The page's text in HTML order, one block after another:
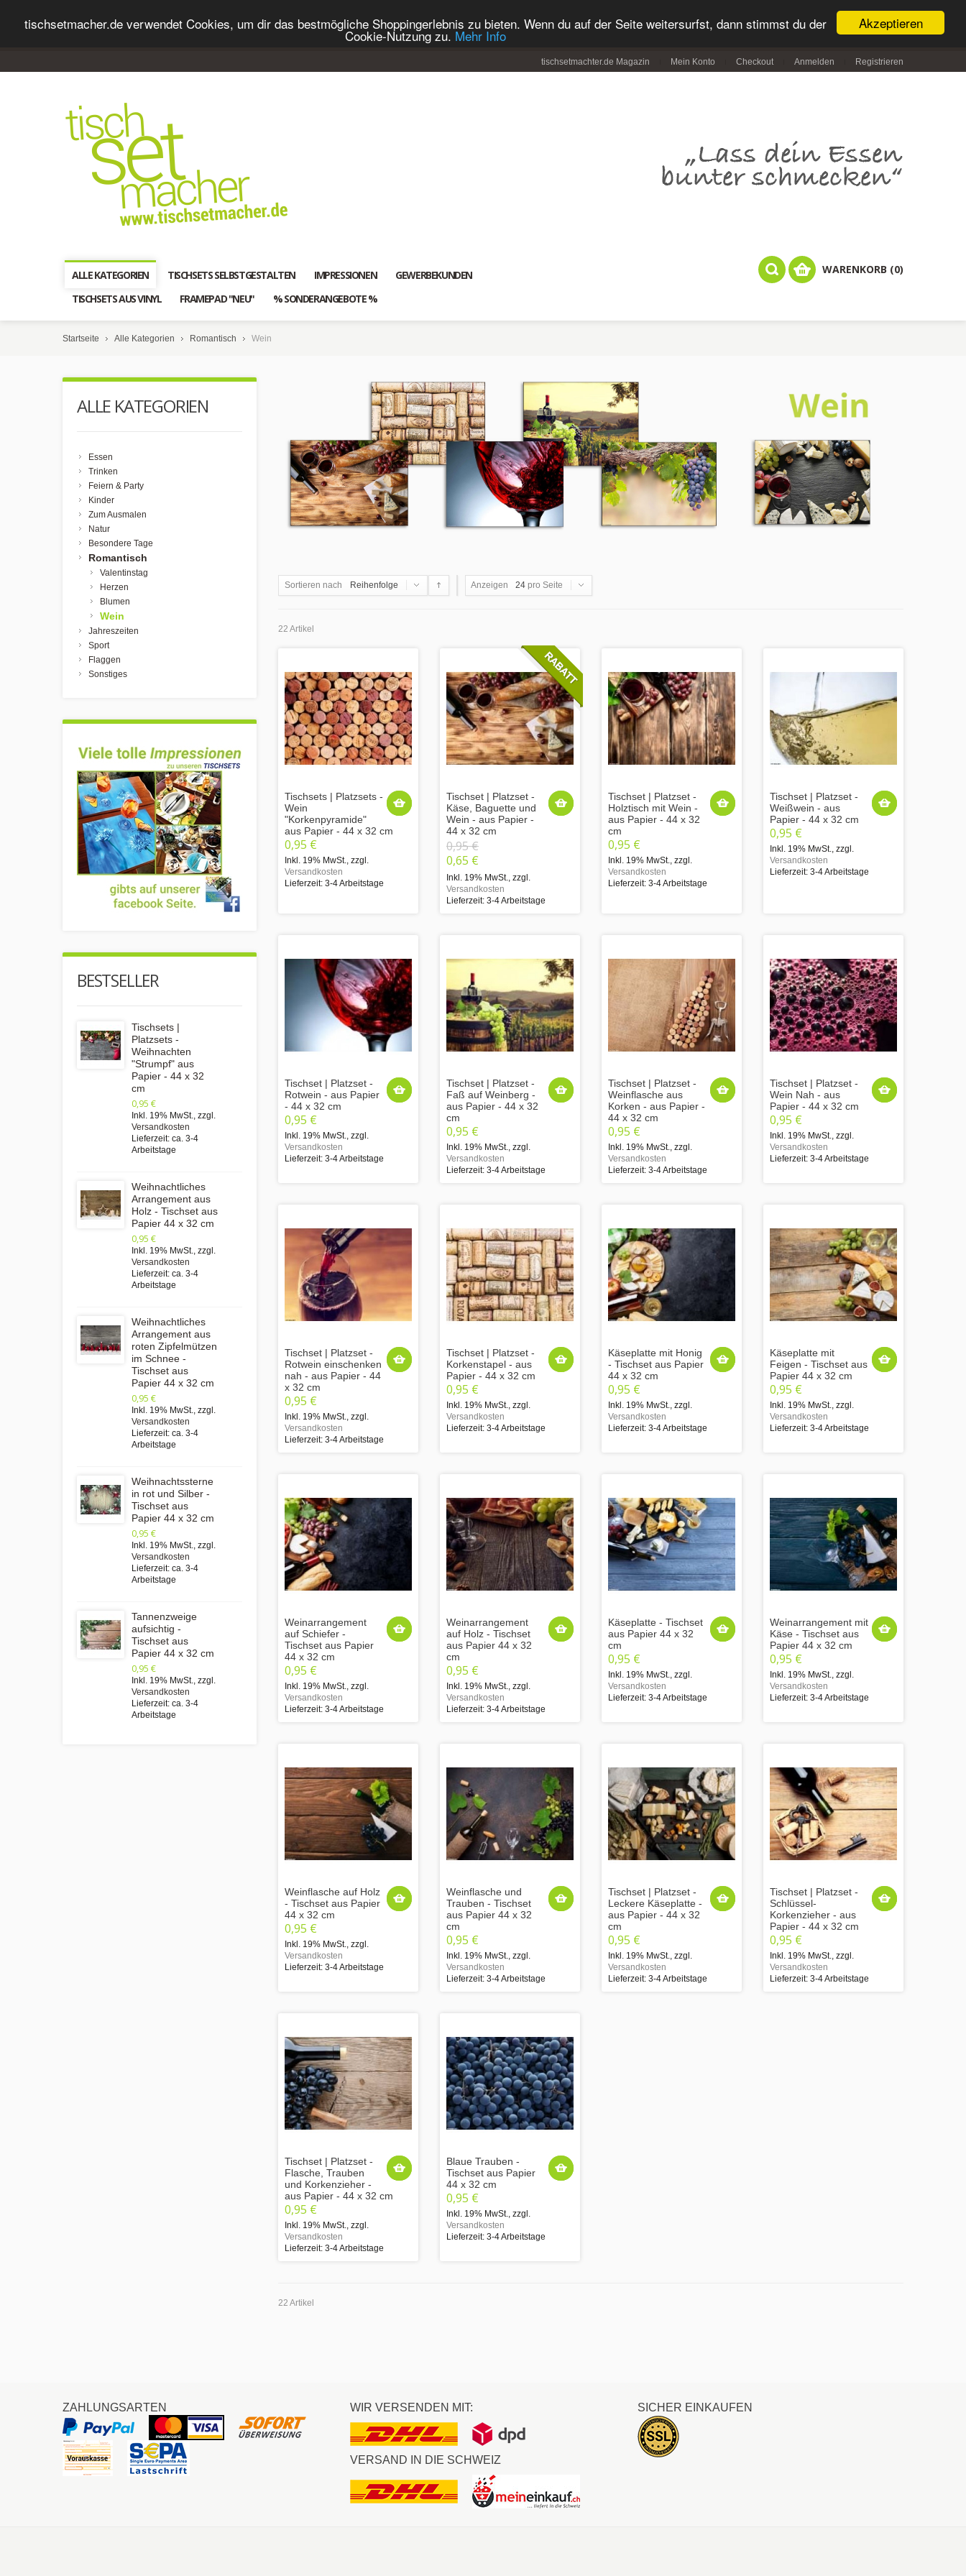
Akzeptieren
tischsetmacher.de verwendet Cookies, um dir das bestmögliche Shoppingerlebnis zu bieten. Wenn du auf der Seite weitersurfst, dann stimmst du der
Cookie-Nutzung zu. Mehr Info
tischsetmachter.de Magazin Mein Konto Checkout Anmelden Registrieren
ALLE KATEGORIEN TISCHSETS SELBSTGESTALTEN IMPRESSIONEN
GEWERBEKUNDEN
TISCHSETS AUS VINYL
FRAMEPAD "NEU" % SONDERANGEBOTE %
WARENKORB (0)
Startseite Alle Kategorien Romantisch Wein
Sortieren nach Reihenfolge Anzeigen 24 pro Seite
22 Artikel
Tischsets | Platzsets -
Wein
"Korkenpyramide"
aus Papier - 44 x 32 cm
0,95 €
Inkl. 19% MwSt. zzgl.
Versandkosten
Lieferzeit: 3-4 Arbeitstage
Tischset | Platzset -
Käse, Baguette und
Wein - aus Papier -
44 x 32 cm
0,95 €
0,65 €
Inkl. 19% MwSt. zzgl.
Versandkosten
Lieferzeit: 3-4 Arbeitstage
Tischset | Platzset -
Holztisch mit Wein -
aus Papier - 44 x 32
cm
0,95 €
Inkl. 19% MwSt. zzgl.
Versandkosten
Lieferzeit: 3-4 Arbeitstage
Tischset | Platzset -
Weißwein - aus
Papier - 44 x 32 cm
0,95 €
Inkl. 19% MwSt. zzgl.
Versandkosten
Lieferzeit: 3-4 Arbeitstage
Tischset | Platzset -
Rotwein - aus Papier
- 44 x 32 cm
0,95 €
Inkl. 19% MwSt. zzgl.
Versandkosten
Lieferzeit: 3-4 Arbeitstage
Tischset | Platzset -
Faß auf Weinberg -
aus Papier - 44 x 32
cm
0,95 €
Inkl. 19% MwSt. zzgl.
Versandkosten
Lieferzeit: 3-4 Arbeitstage
Tischset | Platzset -
Weinflasche aus
Korken - aus Papier -
44 x 32 cm
0,95 €
Inkl. 19% MwSt. zzgl.
Versandkosten
Lieferzeit: 3-4 Arbeitstage
Tischset | Platzset -
Wein Nah - aus
Papier - 44 x 32 cm
0,95 €
Inkl. 19% MwSt. zzgl.
Versandkosten
Lieferzeit: 3-4 Arbeitstage
Tischset | Platzset -
Rotwein einschenken
nah - aus Papier - 44
x 32 cm
0,95 €
Inkl. 19% MwSt. zzgl.
Versandkosten
Lieferzeit: 3-4 Arbeitstage
Tischset | Platzset -
Korkenstapel - aus
Papier - 44 x 32 cm
0,95 €
Inkl. 19% MwSt. zzgl.
Versandkosten
Lieferzeit: 3-4 Arbeitstage
Käseplatte mit Honig
- Tischset aus Papier
44 x 32 cm
0,95 €
Inkl. 19% MwSt. zzgl.
Versandkosten
Lieferzeit: 3-4 Arbeitstage
Käseplatte mit
Feigen - Tischset aus
Papier 44 x 32 cm
0,95 €
Inkl. 19% MwSt. zzgl.
Versandkosten
Lieferzeit: 3-4 Arbeitstage
Weinarrangement
auf Schiefer -
Tischset aus Papier
44 x 32 cm
0,95 €
Inkl. 19% MwSt. zzgl.
Versandkosten
Lieferzeit: 3-4 Arbeitstage
Weinarrangement
auf Holz - Tischset
aus Papier 44 x 32
cm
0,95 €
Inkl. 19% MwSt. zzgl.
Versandkosten
Lieferzeit: 3-4 Arbeitstage
Käseplatte - Tischset
aus Papier 44 x 32
cm
0,95 €
Inkl. 19% MwSt. zzgl.
Versandkosten
Lieferzeit: 3-4 Arbeitstage
Weinarrangement mit
Käse - Tischset aus
Papier 44 x 32 cm
0,95 €
Inkl. 19% MwSt. zzgl.
Versandkosten
Lieferzeit: 3-4 Arbeitstage
Weinflasche auf Holz
- Tischset aus Papier
44 x 32 cm
0,95 €
Inkl. 19% MwSt. zzgl.
Versandkosten
Lieferzeit: 3-4 Arbeitstage
Weinflasche und
Trauben - Tischset
aus Papier 44 x 32
cm
0,95 €
Inkl. 19% MwSt. zzgl.
Versandkosten
Lieferzeit: 3-4 Arbeitstage
Tischset | Platzset -
Leckere Käseplatte -
aus Papier - 44 x 32
cm
0,95 €
Inkl. 19% MwSt. zzgl.
Versandkosten
Lieferzeit: 3-4 Arbeitstage
Tischset | Platzset -
Schlüssel-
Korkenzieher - aus
Papier - 44 x 32 cm
0,95 €
Inkl. 19% MwSt. zzgl.
Versandkosten
Lieferzeit: 3-4 Arbeitstage
Tischset | Platzset -
Flasche, Trauben
und Korkenzieher -
aus Papier - 44 x 32 cm
0,95 €
Inkl. 19% MwSt. zzgl.
Versandkosten
Lieferzeit: 3-4 Arbeitstage
Blaue Trauben -
Tischset aus Papier
44 x 32 cm
0,95 €
Inkl. 19% MwSt. zzgl.
Versandkosten
Lieferzeit: 3-4 Arbeitstage
22 Artikel
ALLE KATEGORIEN
Essen
Trinken
Feiern & Party
Kinder
Zum Ausmalen
Natur
Besondere Tage
Romantisch
Valentinstag
Herzen
Blumen
Wein
Jahreszeiten
Sport
Flaggen
Sonstiges
BESTSELLER
Tischsets |
Platzsets -
Weihnachten
"Strumpf" aus
Papier - 44 x 32
cm
0,95 €
Inkl. 19% MwSt., zzgl.
Versandkosten
Lieferzeit: ca. 3-4
Arbeitstage
Weihnachtliches
Arrangement aus
Holz - Tischset aus
Papier 44 x 32 cm
0,95 €
Inkl. 19% MwSt., zzgl.
Versandkosten
Lieferzeit: ca. 3-4
Arbeitstage
Weihnachtliches
Arrangement aus
roten Zipfelmützen
im Schnee -
Tischset aus
Papier 44 x 32 cm
0,95 €
Inkl. 19% MwSt., zzgl.
Versandkosten
Lieferzeit: ca. 3-4
Arbeitstage
Weihnachtssterne
in rot und Silber -
Tischset aus
Papier 44 x 32 cm
0,95 €
Inkl. 19% MwSt., zzgl.
Versandkosten
Lieferzeit: ca. 3-4
Arbeitstage
Tannenzweige
aufsichtig -
Tischset aus
Papier 44 x 32 cm
0,95 €
Inkl. 19% MwSt., zzgl.
Versandkosten
Lieferzeit: ca. 3-4
Arbeitstage
ZAHLUNGSARTEN WIR VERSENDEN MIT:
VERSAND IN DIE SCHWEIZ
SICHER EINKAUFEN